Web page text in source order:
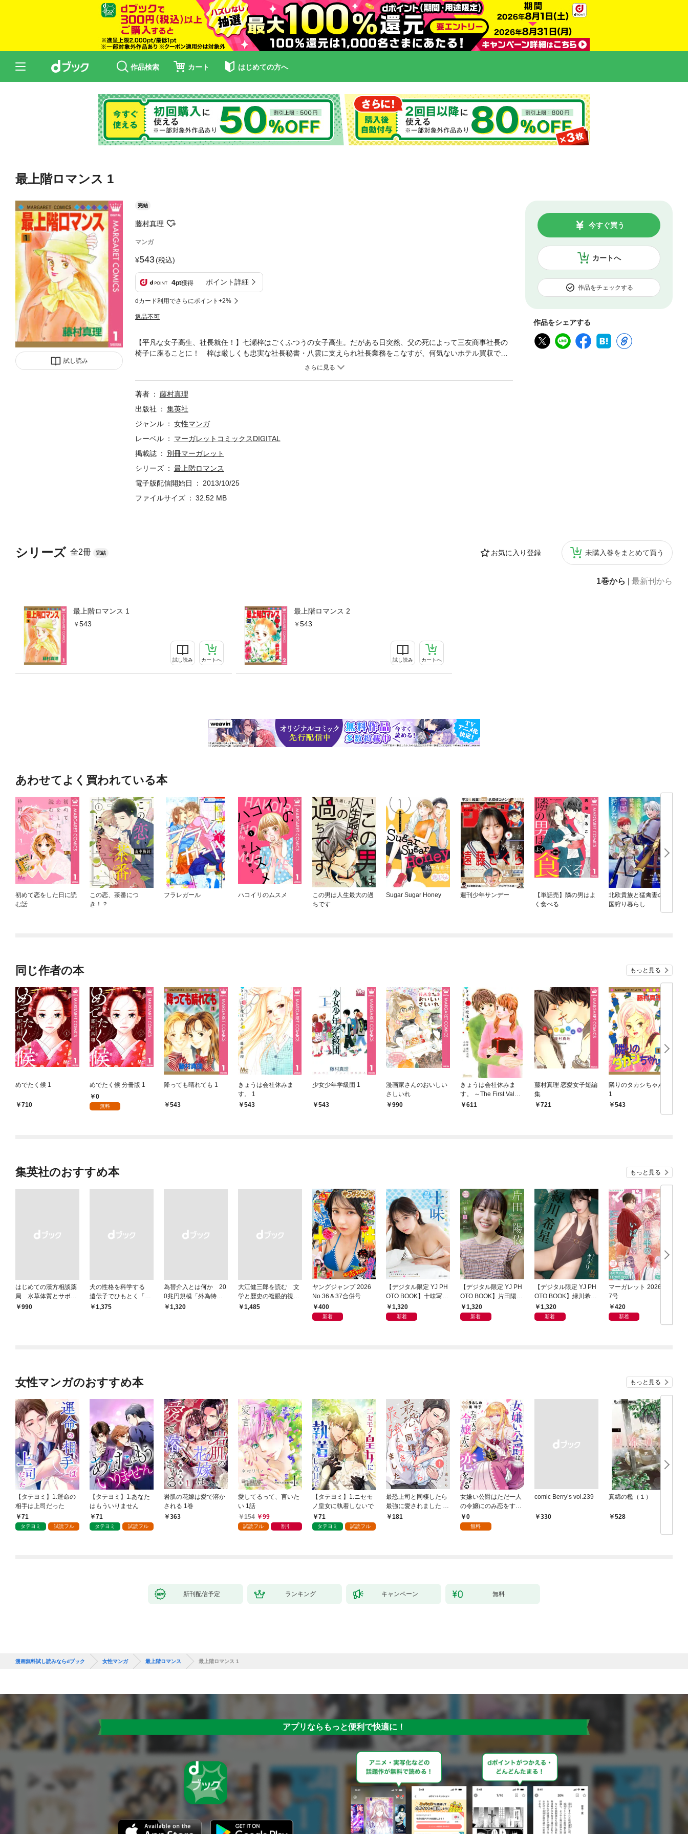
作品検索 カート はじめての方へ
最上階ロマンス 1
試し読み
完結
藤村真理
マンガ
543(税込)
4pt獲得 ポイント詳細
dカード利用でさらにポイント+2%
返品不可
カートへ
今すぐ買う
作品をチェックする
作品をシェアする
シリーズ 全2冊 完結 お気に入り登録 未購入巻をまとめて買う
1巻から 最新刊から
最上階ロマンス 1
543
試し読み カートへ
最上階ロマンス 2
543
試し読み カートへ
【平凡な女子高生、社長就任！】七瀬梓はごくふつうの女子高生。だがある日突然、父の死によって三友商事社長の
椅子に座ることに！ 梓は厳しくも忠実な社長秘書・八雲に支えられ社長業務をこなすが、何気ないホテル買収で、
恋人・繚平を一家ともども奈落の底へ突き落してしまった…!? ジェットコースターのようなドラマチック・ラブロ
著者
藤村真理
出版社
集英社
ジャンル
女性マンガ
レーベル
マーガレットコミックスDIGITAL
掲載誌
別冊マーガレット
シリーズ
最上階ロマンス
電子版配信開始日
2013/10/25
ファイルサイズ
32.52 MB
あわせてよく買われている本
初めて恋をした日に読
む話
この恋、茶番につ
き！？
フラレガール ハコイリのムスメ
この男は人生最大の過
ちです
Sugar Sugar Honey 週刊少年サンデー
【単話売】隣の男はよ
く食べる
北欧貴族と猛禽妻の雪
国狩り暮らし
同じ作者の本 もっと見る
めでたく候 1
710
めでたく候 分冊版 1
0
無料
降っても晴れても 1
543
きょうは会社休みま
す。 1
543
少女少年学級団 1
543
漫画家さんのおいしい
さしいれ
990
きょうは会社休みま
す。 ～The First Valent
ine～
611
藤村真理 恋愛女子短編
集
721
隣りのタカシちゃん。
1
543
集英社のおすすめ本 もっと見る
はじめての漢方相談薬
局 水草体質とサボテ
ン体質
￥990
犬の性格を科学する
遺伝子でひもとく「最
良の友」の進化
￥1,375
為替介入とは何か 20
0兆円規模「外為特
会」が生まれた謎
￥1,320
大江健三郎を読む 文
学と歴史の複眼的視点
から
￥1,485
ヤングジャンプ 2026
No.36＆37合併号
400
新着
【デジタル限定 YJ PH
OTO BOOK】十味写真
集「続・『ぽみ』！？
どこでもトレイン・ベ
1,320
新着
【デジタル限定 YJ PH
OTO BOOK】片田陽依
写真集「羽色日和」
1,320
新着
【デジタル限定 YJ PH
OTO BOOK】緑川希星
写真集「きらら、キラ
リ」
1,320
新着
マーガレット 2026年1
7号
420
新着
女性マンガのおすすめ本 もっと見る
【タテヨミ】1.運命の
相手は上司だった
71
タテヨミ 試読フル
【タテヨミ】1.あなた
はもういりません
71
タテヨミ 試読フル
岩肌の花嫁は愛で溶か
される 1巻
363
愛してるって、言いた
い 1話
154
99
試読フル 割引
【タテヨミ】1.ニセモ
ノ皇女に執着しないで
71
タテヨミ 試読フル
最恐上司と同棲したら
最強に愛されました 1
巻181
女嫌い公爵はただ一人
の令嬢にのみ恋をする
（分冊版）第１話
0
無料
comic Berry’s vol.239
￥330
真綿の檻（１）
528
新刊配信予定 ランキング キャンペーン 無料
漫画無料試し読みならdブック 女性マンガ 最上階ロマンス 最上階ロマンス 1
アプリならもっと便利で快適に！